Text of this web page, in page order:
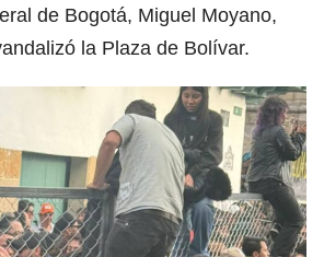
de Bogotá, Miguel Moyano,
la Plaza de Bolívar.